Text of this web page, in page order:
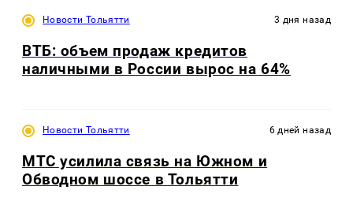
Новости Тольятти 3 дня назад
ВТБ: объем продаж кредитов
наличными в России вырос на 64%
Новости Тольятти 6 дней назад
МТС усилила связь на Южном и
Обводном шоссе в Тольятти